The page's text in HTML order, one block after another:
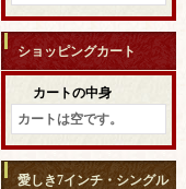
ショッピングカート
カートの中身
カートは空です。
愛しき7インチ・シングル